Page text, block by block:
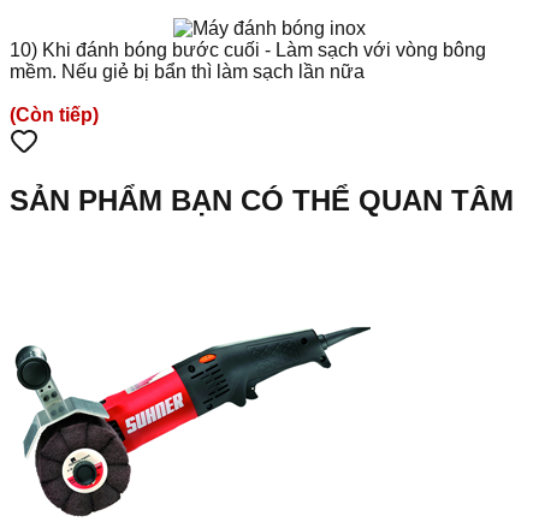
10) Khi đánh bóng bước cuối - Làm sạch với vòng bông
mềm. Nếu giẻ bị bẩn thì làm sạch lần nữa
(Còn tiếp)
SẢN PHẨM BẠN CÓ THỂ QUAN TÂM